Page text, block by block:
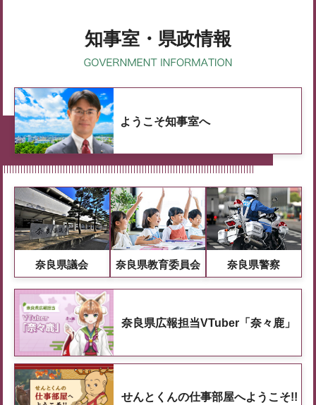
知事室・県政情報
ようこそ知事室へ
奈良県議会 奈良県教育委員会 奈良県警察
奈良県広報担当VTuber「奈々鹿」
せんとくんの仕事部屋へようこそ!!